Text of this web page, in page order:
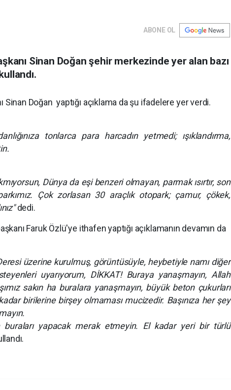
ABONE OL
Sinan Doğan şehir merkezinde yer alan bazı
Doğan yaptığı açıklama da şu ifadelere yer verdi.
tonlarca para harcadın yetmedi; ışıklandırma,
Dünya da eşi benzeri olmayan, parmak ısırtır, son
Çok zorlasan 30 araçlık otopark; çamur, çökek,
dedi.
Faruk Özlü'ye ithafen yaptığı açıklamanın devamın da
üzerine kurulmuş, görüntüsüyle, heybetiyle namı diğer
uyarıyorum, DİKKAT! Buraya yanaşmayın, Allah
sakın ha buralara yanaşmayın, büyük beton çukurları
birilerine birşey olmaması mucizedir. Başınıza her şey
yapacak merak etmeyin. El kadar yeri bir türlü
kullandı.